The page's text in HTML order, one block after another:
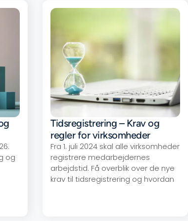
og
Tidsregistrering – Krav og
regler for virksomheder
Fra 1. juli 2024 skal alle virksomheder
registrere medarbejdernes
arbejdstid. Få overblik over de nye
krav til tidsregistrering og hvordan